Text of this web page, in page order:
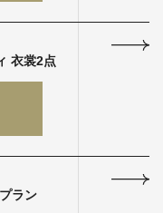
衣裳2点
ラン